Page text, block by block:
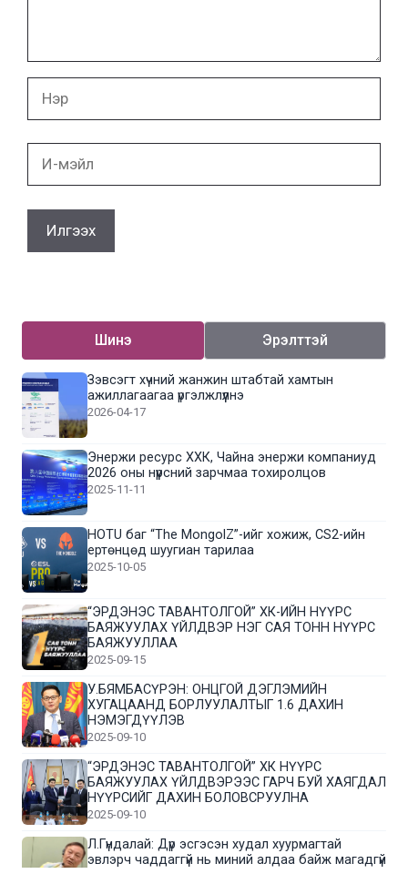
Шинэ Эрэлттэй
Зэвсэгт хүчний жанжин штабтай хамтын
ажиллагаагаа үргэлжлүүлнэ
2026-04-17
Энержи ресурс ХХК, Чайна энержи компаниуд
2026 оны нүүрсний зарчмаа тохиролцов
2025-11-11
HOTU баг “The MongolZ”-ийг хожиж, CS2-ийн
ертөнцөд шуугиан тарилаа
2025-10-05
“ЭРДЭНЭС ТАВАНТОЛГОЙ” ХК-ИЙН НҮҮРС
БАЯЖУУЛАХ ҮЙЛДВЭР НЭГ САЯ ТОНН НҮҮРС
БАЯЖУУЛЛАА
2025-09-15
У.БЯМБАСҮРЭН: ОНЦГОЙ ДЭГЛЭМИЙН
ХУГАЦААНД БОРЛУУЛАЛТЫГ 1.6 ДАХИН
НЭМЭГДҮҮЛЭВ
2025-09-10
“ЭРДЭНЭС ТАВАНТОЛГОЙ” ХК НҮҮРС
БАЯЖУУЛАХ ҮЙЛДВЭРЭЭС ГАРЧ БУЙ ХАЯГДАЛ
НҮҮРСИЙГ ДАХИН БОЛОВСРУУЛНА
2025-09-10
Л.Гүндалай: Дүр эсгэсэн худал хуурмагтай
эвлэрч чаддаггүй нь миний алдаа байж магадгүй